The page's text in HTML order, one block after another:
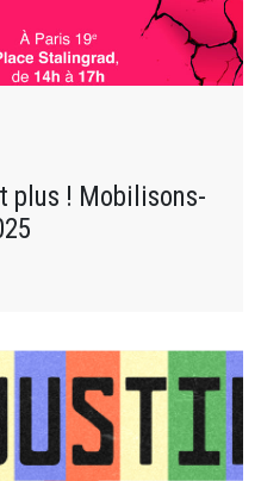
plus ! Mobilisons-